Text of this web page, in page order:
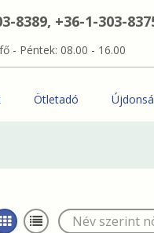
8389, +36-1-303-
- Péntek: 08.00 - 16.00
Ötletadó